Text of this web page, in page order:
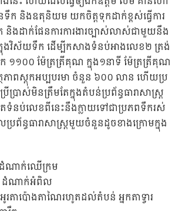
នទឹក និងឧតុនិយម យកចិត្តទុកដាក់ខ្ពស់ធ្វើការ
និងដាក់ផែនការការងារច្បាស់លាស់ជាមួយនឹង
នុងវិស័យទឹក ដើម្បីកសាងទំនប់អាងលេខ២ ត្រង់
១១០០ ម៉ែត្រត្រីគុណ ក្នុង១នាទី ម៉ែត្រត្រីគុណ
ាពស្តុកអប្បបរមា ចំនួន ៦០០ លាន ហើយប្រ
ប្រាស់មិនត្រឹមតែក្នុងតំបន់ប្រព័ន្ធធារាសាស្រ្ត
ែទំនប់លេខពីនេះនឹងក្លាយទៅជាប្រភពទឹករស់
រព័ន្ធធារាសាស្រ្តមួយចំនួនដូចខាងក្រោមក្នុង
តដំណាក់ឈើក្រម
ត ដំណាក់អំពិល
អូរតាប៉ោងតាណៃរហូតដល់តំបន់ អ្នកតាទ្វារ